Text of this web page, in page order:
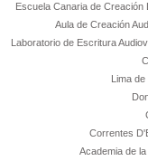
Escuela Canaria de Creación
Aula de Creación
Laboratorio de Escritura
Lima
Correntes
Academia de